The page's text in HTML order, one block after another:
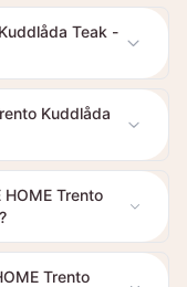
Teak -
Kuddlåda
Trento
Trento